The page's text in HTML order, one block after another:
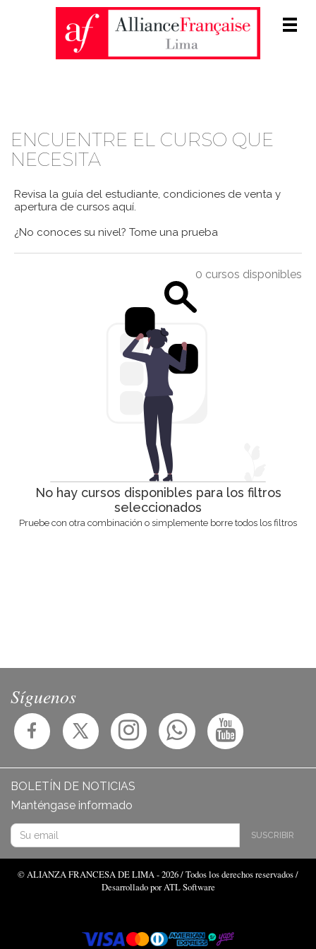
ENCUENTRE EL CURSO QUE
NECESITA
Revisa la guía del estudiante, condiciones de venta y
apertura de cursos aquí
¿No conoces su nivel? Tome una prueba
0 cursos disponibles
No hay cursos disponibles para los filtros
seleccionados
Pruebe con otra combinación o simplemente borre todos los filtros
Síguenos
BOLETÍN DE NOTICIAS
Manténgase informado
SUSCRIBIR
© ALIANZA FRANCESA DE LIMA - 2026 / Todos los derechos reservados /
Desarrollado por ATL Software